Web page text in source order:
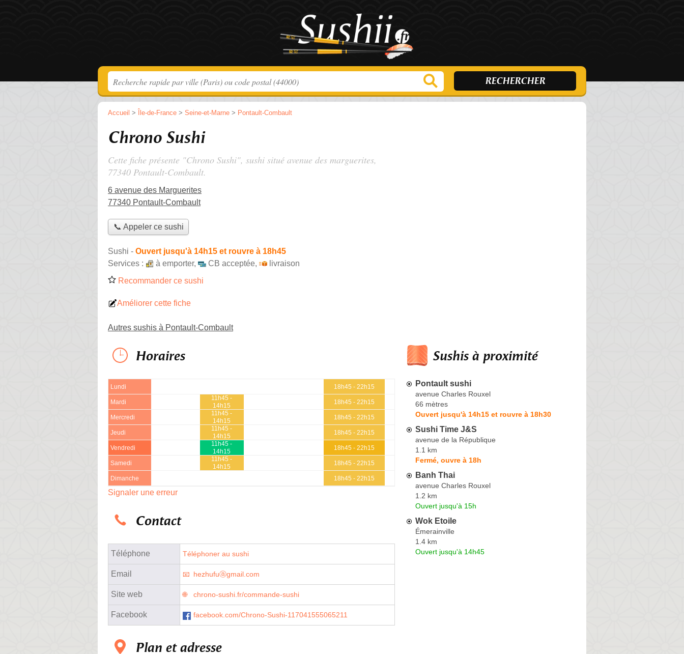
Accueil > Île-de-France > Seine-et-Marne > Pontault-Combault
Chrono Sushi
Cette fiche présente "Chrono Sushi", sushi situé avenue des marguerites,
77340 Pontault-Combault.
6 avenue des Marguerites
77340 Pontault-Combault
📞 Appeler ce sushi
Sushi - Ouvert jusqu'à 14h15 et rouvre à 18h45
Services :
à emporter, CB acceptée,
livraison
Recommander ce sushi
Améliorer cette fiche
Autres sushis à Pontault-Combault
Horaires
Lundi 18h45 - 22h15
Mardi
11h45 -
14h15
18h45 - 22h15
Mercredi
11h45 -
14h15
18h45 - 22h15
Jeudi
11h45 -
14h15
18h45 - 22h15
Vendredi
11h45 -
14h15
18h45 - 22h15
Samedi
11h45 -
14h15
18h45 - 22h15
Dimanche 18h45 - 22h15
Signaler une erreur
Contact
Téléphone Téléphoner au sushi
Email hezhufuⓐgmail.com
Site web chrono-sushi.fr/commande-sushi
Facebook facebook.com/Chrono-Sushi-117041555065211
Plan et adresse
Sushis à proximité
Pontault sushi
avenue Charles Rouxel
66 mètres
Ouvert jusqu'à 14h15 et rouvre à 18h30
Sushi Time J&S
avenue de la République
1.1 km
Fermé, ouvre à 18h
Banh Thai
avenue Charles Rouxel
1.2 km
Ouvert jusqu'à 15h
Wok Etoile
Émerainville
1.4 km
Ouvert jusqu'à 14h45